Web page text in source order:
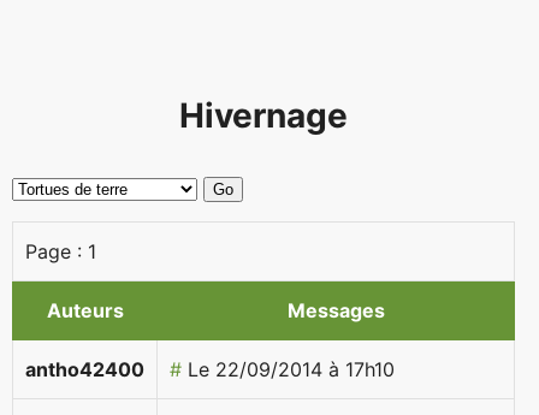
Hivernage
Page : 1
Auteurs Messages
antho42400 # Le 22/09/2014 à 17h10